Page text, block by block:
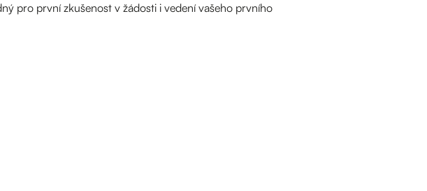
pro první zkušenost v žádosti i vedení vašeho prvního